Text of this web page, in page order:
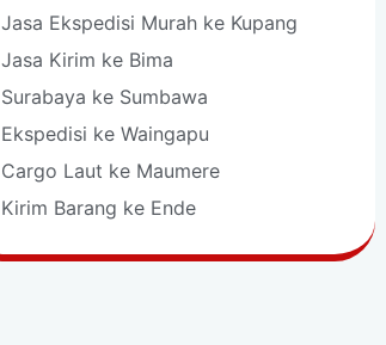
Jasa Ekspedisi Murah ke Kupang
Jasa Kirim ke Bima
Surabaya ke Sumbawa
Ekspedisi ke Waingapu
Cargo Laut ke Maumere
Kirim Barang ke Ende